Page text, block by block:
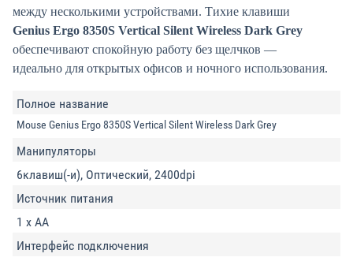
между несколькими устройствами. Тихие клавиши
Genius Ergo 8350S Vertical Silent Wireless Dark Grey
обеспечивают спокойную работу без щелчков —
идеально для открытых офисов и ночного использования.
Полное название
Mouse Genius Ergo 8350S Vertical Silent Wireless Dark Grey
Манипуляторы
6клавиш(-и), Оптический, 2400dpi
Источник питания
1 x AA
Интерфейс подключения